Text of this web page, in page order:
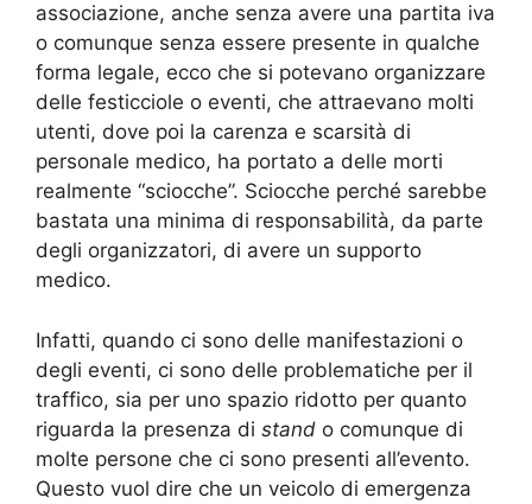
associazione, anche senza avere una partita iva
o comunque senza essere presente in qualche
forma legale, ecco che si potevano organizzare
delle festicciole o eventi, che attraevano molti
utenti, dove poi la carenza e scarsità di
personale medico, ha portato a delle morti
realmente “sciocche”. Sciocche perché sarebbe
bastata una minima di responsabilità, da parte
degli organizzatori, di avere un supporto
medico.
Infatti, quando ci sono delle manifestazioni o
degli eventi, ci sono delle problematiche per il
traffico, sia per uno spazio ridotto per quanto
riguarda la presenza di stand o comunque di
molte persone che ci sono presenti all’evento.
Questo vuol dire che un veicolo di emergenza